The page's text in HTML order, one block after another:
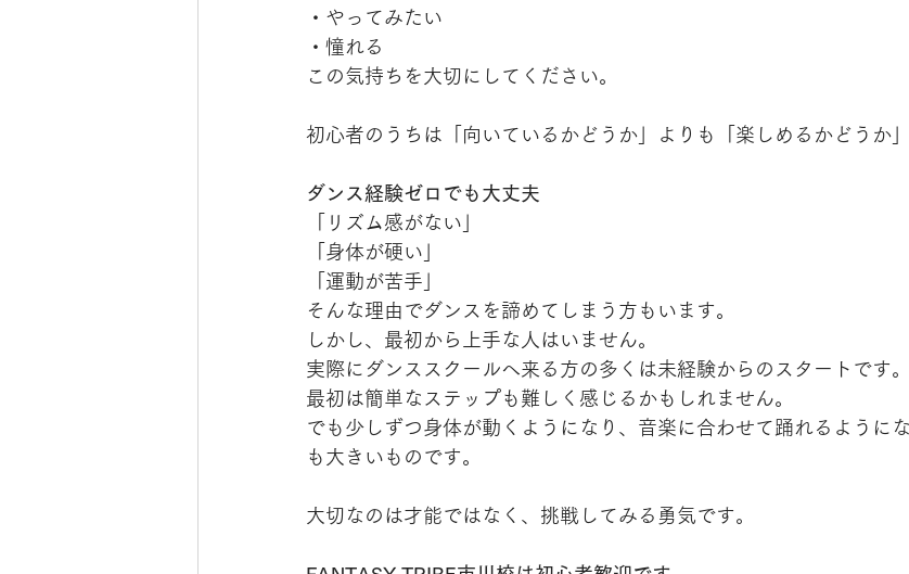
・やってみたい
・憧れる
この気持ちを大切にしてください。
初心者のうちは「向いているかどうか」よりも「楽しめるかどうか
ダンス経験ゼロでも大丈夫
「リズム感がない」
「身体が硬い」
「運動が苦手」
そんな理由でダンスを諦めてしまう方もいます。
しかし、最初から上手な人はいません。
実際にダンススクールへ来る方の多くは未経験からのスタートです。
最初は簡単なステップも難しく感じるかもしれません。
でも少しずつ身体が動くようになり、音楽に合わせて踊れるように
も大きいものです。
大切なのは才能ではなく、挑戦してみる勇気です。